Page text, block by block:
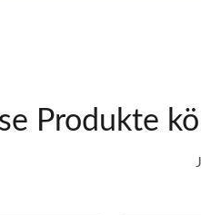
Produkte